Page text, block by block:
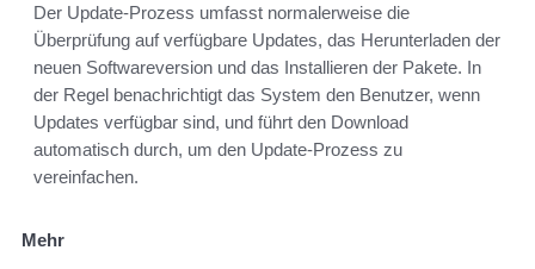
Der Update-Prozess umfasst normalerweise die
Überprüfung auf verfügbare Updates, das Herunterladen der
neuen Softwareversion und das Installieren der Pakete. In
der Regel benachrichtigt das System den Benutzer, wenn
Updates verfügbar sind, und führt den Download
automatisch durch, um den Update-Prozess zu
vereinfachen.
Mehr